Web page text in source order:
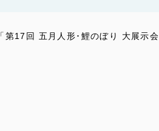
「第17回 五月人形･鯉のぼり 大展示